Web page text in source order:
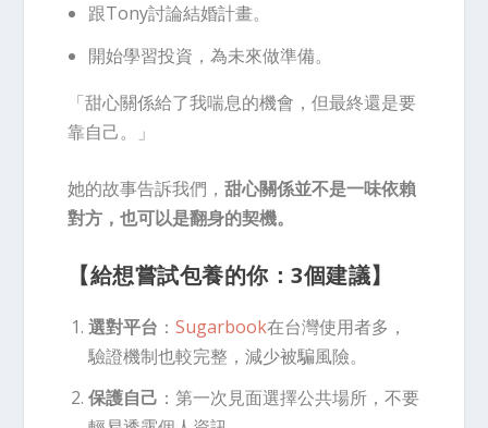
跟Tony討論結婚計畫。
開始學習投資，為未來做準備。
「甜心關係給了我喘息的機會，但最終還是要
靠自己。」
她的故事告訴我們，甜心關係並不是一味依賴
對方，也可以是翻身的契機。
【給想嘗試包養的你：3個建議】
選對平台 ： Sugarbook在台灣使用者多 ，
驗證機制也較完整，減少被騙風險。
保護自己 ：第一次見面選擇公共場所，不要